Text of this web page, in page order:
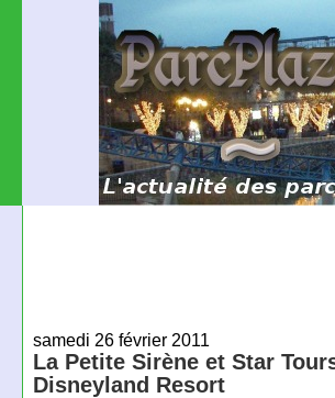
samedi 26 février 2011
La Petite Sirène et Star
Disneyland Resort